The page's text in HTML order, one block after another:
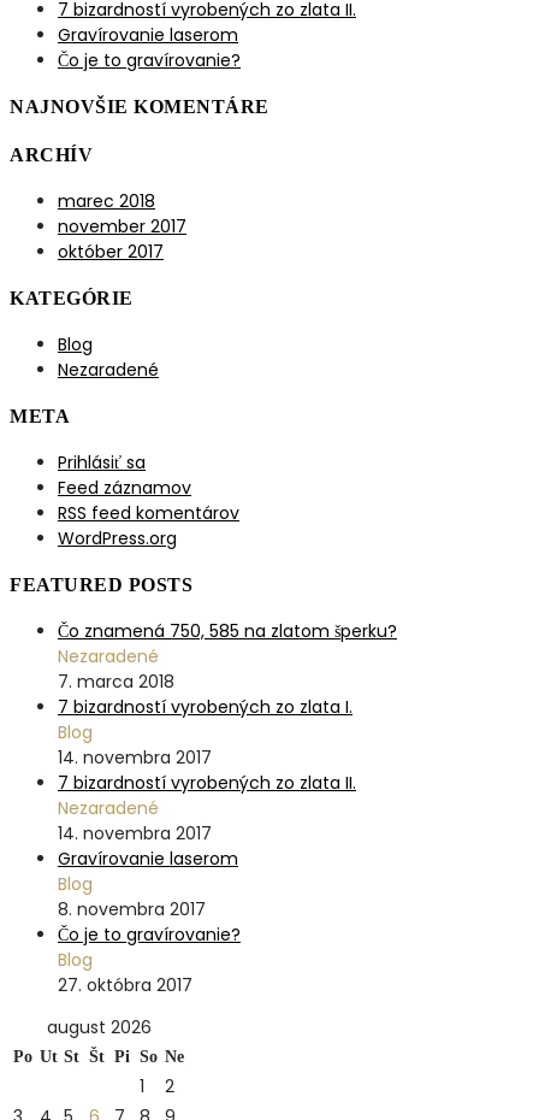
7 bizardností vyrobených zo zlata II.
Gravírovanie laserom
Čo je to gravírovanie?
NAJNOVŠIE KOMENTÁRE
ARCHÍV
marec 2018
november 2017
október 2017
KATEGÓRIE
Blog
Nezaradené
META
Prihlásiť sa
Feed záznamov
RSS feed komentárov
WordPress.org
FEATURED POSTS
Čo znamená 750, 585 na zlatom šperku?
Nezaradené
7. marca 2018
7 bizardností vyrobených zo zlata I.
Blog
14. novembra 2017
7 bizardností vyrobených zo zlata II.
Nezaradené
14. novembra 2017
Gravírovanie laserom
Blog
8. novembra 2017
Čo je to gravírovanie?
Blog
27. októbra 2017
august 2026
Po Ut St Št Pi So Ne
1
2